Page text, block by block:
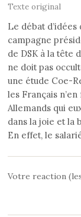
Texte original
Le débat
campagne
de DSK à la tête
ne doit pas
une étude Coe-
les Français
Allemands qui
dans la joie et la
En effet, le
Votre reaction